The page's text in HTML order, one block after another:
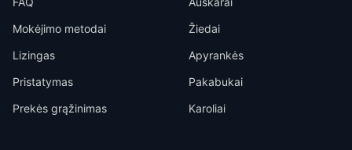
Mokėjimo metodai
Lizingas
Pristatymas
Prekės grąžinimas
Žiedai
Apyrankės
Pakabukai
Karoliai